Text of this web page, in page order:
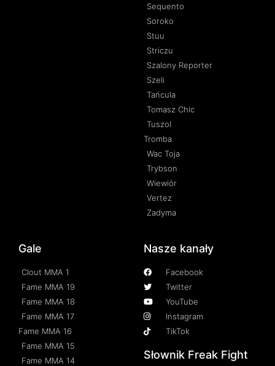
Sequento
Soroko
Stuu
Striczu
Szalony Reporter
Szeli
Tańcula
Tomasz Chic
Tuszol
Tromba
Wac Toja
Trybson
Wiewiór
Vertez
Zadyma
Gale
Clout MMA 1
Fame MMA 19
Fame MMA 18
Fame MMA 17
Fame MMA 16
Fame MMA 15
Fame MMA 14
Nasze kanały
Facebook
Twitter
YouTube
Instagram
TikTok
Słownik Freak Fight